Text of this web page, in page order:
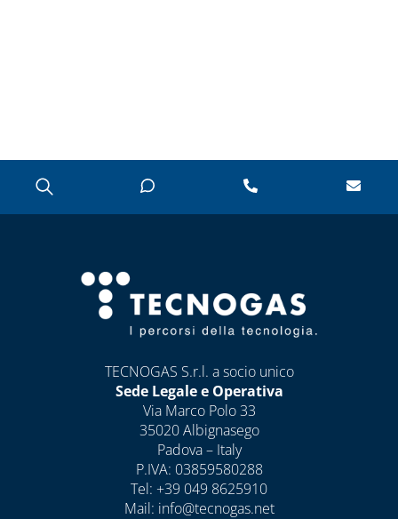
TECNOGAS S.r.l. a socio unico
Sede Legale e Operativa
Via Marco Polo 33
35020 Albignasego
Padova – Italy
P.IVA: 03859580288
Tel: +39 049 8625910
Mail: info@tecnogas.net